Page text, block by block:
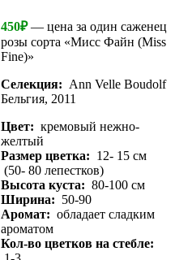
450₽— цена за один саженец
розы сорта «Мисс Файн (Miss
Fine)»
Селекция: Ann Velle Boudolf
Бельгия, 2011
Цвет: кремовый нежно-
желтый
Размер цветка: 12- 15 см
(50- 80 лепестков)
Высота куста: 80-100 см
Ширина: 50-90
Аромат: обладает сладким
ароматом
Кол-во цветков на стебле: